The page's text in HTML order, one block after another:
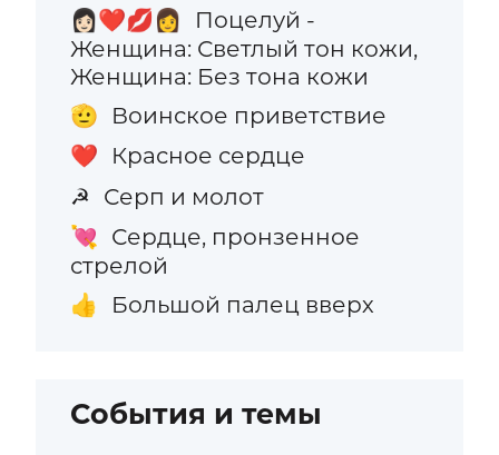
👩🏻‍❤️‍💋‍👩
Поцелуй -
Женщина: Светлый тон кожи,
Женщина: Без тона кожи
🫡 Воинское приветствие
❤️ Красное сердце
☭ Серп и молот
💘
Сердце, пронзенное
стрелой
👍 Большой палец вверх
События и темы